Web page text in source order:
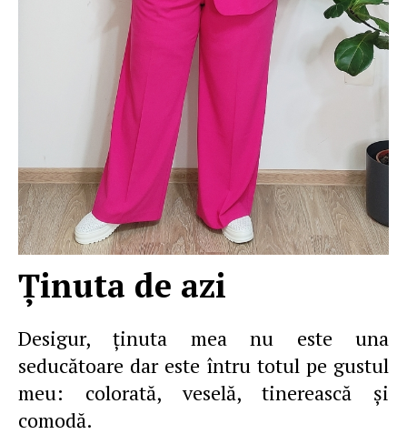
Ţinuta de azi
Desigur, ţinuta mea nu este una
seducătoare dar este întru totul pe gustul
meu: colorată, veselă, tinerească şi
comodă.